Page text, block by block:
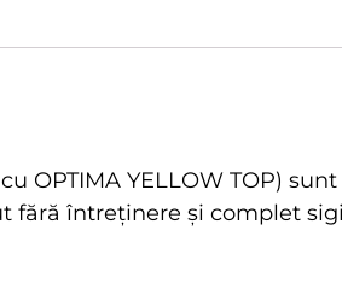
OPTIMA YELLOW TOP)
întreținere și complet